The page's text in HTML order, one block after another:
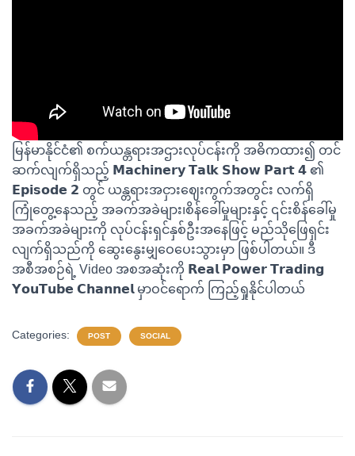
မြန်မာနိုင်ငံ၏ စက်ယန္တရားအဌားလုပ်ငန်းကို အဓိကထား၍ တင်
ဆက်လျက်ရှိသည့် 𝗠𝗮𝗰𝗵𝗶𝗻𝗲𝗿𝘆 𝗧𝗮𝗹𝗸 𝗦𝗵𝗼𝘄 𝗣𝗮𝗿𝘁 𝟰 ၏
𝗘𝗽𝗶𝘀𝗼𝗱𝗲 𝟮 တွင် ယန္တရားအငှားဈေးကွက်အတွင်း လက်ရှိ
ကြုံတွေ့နေသည့် အခက်အခဲများ၊စိန်‌ခေါ်မှုများနှင့် ၎င်းစိန်ခေါ်မှု
အခက်အခဲများကို လုပ်ငန်းရှင်နှစ်ဦးအ‌နေဖြင့် မည်သိုဖြေရှင်း
လျက်ရှိသည်ကို ဆွေးနွေးမျှဝေပေးသွားမှာ ဖြစ်ပါတယ်။ ဒီ
အစီအစဉ်ရဲ့ Video အစအဆုံးကို 𝗥𝗲𝗮𝗹 𝗣𝗼𝘄𝗲𝗿 𝗧𝗿𝗮𝗱𝗶𝗻𝗴
𝗬𝗼𝘂𝗧𝘂𝗯𝗲 𝗖𝗵𝗮𝗻𝗻𝗲𝗹 မှာဝင်ရောက် ကြည့်ရှုနိုင်ပါတယ်
Categories: POST SOCIAL